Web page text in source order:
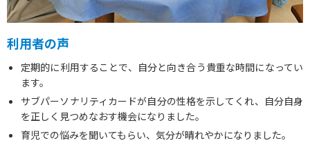
利用者の声
定期的に利用することで、自分と向き合う貴重な時間になってい
ます。
サブパーソナリティカードが自分の性格を示してくれ、自分自身
を正しく見つめなおす機会になりました。
育児での悩みを聞いてもらい、気分が晴れやかになりました。